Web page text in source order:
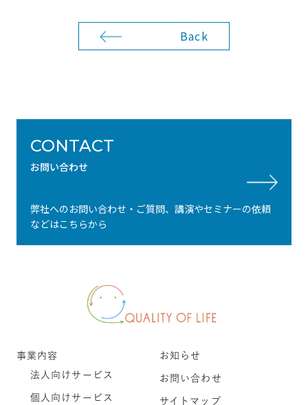
Back
CONTACT
お問い合わせ
弊社へのお問い合わせ・ご質問、講演やセミナーの依頼
などはこちらから
事業内容
法人向けサービス
個人向けサービス
お知らせ
お問い合わせ
サイトマップ